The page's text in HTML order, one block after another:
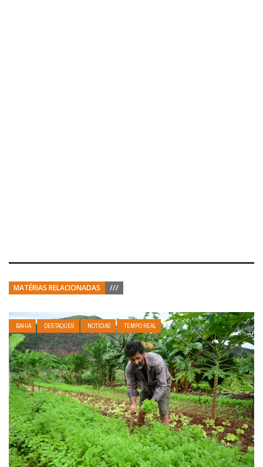
MATÉRIAS RELACIONADAS ///
BAHIA DESTAQUES NOTÍCIAS TEMPO REAL